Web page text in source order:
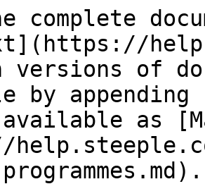
complete
versions of
by
as